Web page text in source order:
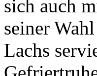
Lachs
für mich!